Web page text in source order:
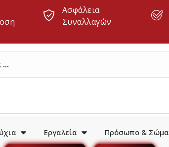
Ασφάλεια
Συναλλαγών
Εργαλεία Πρόσωπο & Σώμα